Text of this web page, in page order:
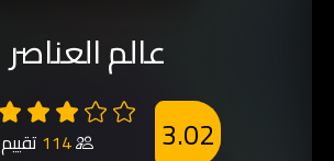
عالم العناصر
114 تقييم 3.02